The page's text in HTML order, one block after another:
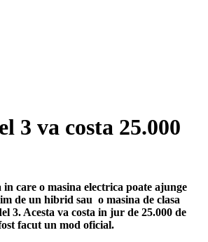
3 va costa 25.000
care o masina electrica poate ajunge
de un hibrid sau o masina de clasa
3. Acesta va costa in jur de 25.000 de
facut un mod oficial.